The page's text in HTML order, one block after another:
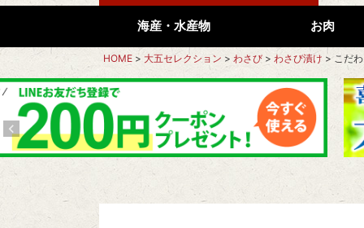
海産・水産物 お肉
HOME 大五セレクション わさび わさび漬け こだ